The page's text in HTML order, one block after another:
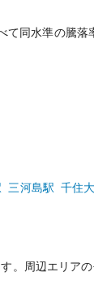
て同水準の騰落
三河島駅 千住
。周辺エリア